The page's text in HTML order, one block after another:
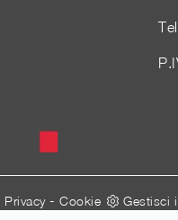
Privacy- Cookie Gestisci